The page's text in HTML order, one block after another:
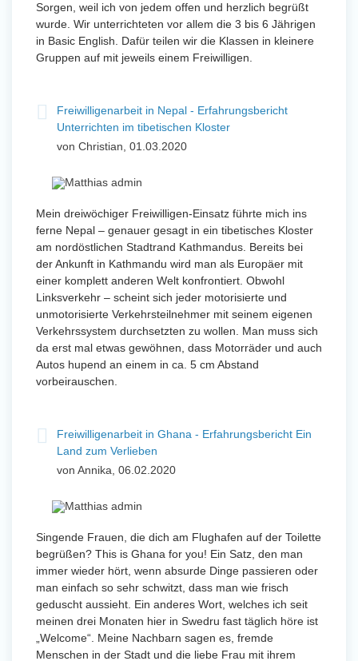
Sorgen, weil ich von jedem offen und herzlich begrüßt
wurde. Wir unterrichteten vor allem die 3 bis 6 Jährigen
in Basic English. Dafür teilen wir die Klassen in kleinere
Gruppen auf mit jeweils einem Freiwilligen.
Freiwilligenarbeit in Nepal - Erfahrungsbericht
Unterrichten im tibetischen Kloster
von Christian, 01.03.2020
Mein dreiwöchiger Freiwilligen-Einsatz führte mich ins
ferne Nepal – genauer gesagt in ein tibetisches Kloster
am nordöstlichen Stadtrand Kathmandus. Bereits bei
der Ankunft in Kathmandu wird man als Europäer mit
einer komplett anderen Welt konfrontiert. Obwohl
Linksverkehr – scheint sich jeder motorisierte und
unmotorisierte Verkehrsteilnehmer mit seinem eigenen
Verkehrssystem durchsetzten zu wollen. Man muss sich
da erst mal etwas gewöhnen, dass Motorräder und auch
Autos hupend an einem in ca. 5 cm Abstand
vorbeirauschen.
Freiwilligenarbeit in Ghana - Erfahrungsbericht Ein
Land zum Verlieben
von Annika, 06.02.2020
Singende Frauen, die dich am Flughafen auf der Toilette
begrüßen? This is Ghana for you! Ein Satz, den man
immer wieder hört, wenn absurde Dinge passieren oder
man einfach so sehr schwitzt, dass man wie frisch
geduscht aussieht. Ein anderes Wort, welches ich seit
meinen drei Monaten hier in Swedru fast täglich höre ist
„Welcome“. Meine Nachbarn sagen es, fremde
Menschen in der Stadt und die liebe Frau mit ihrem